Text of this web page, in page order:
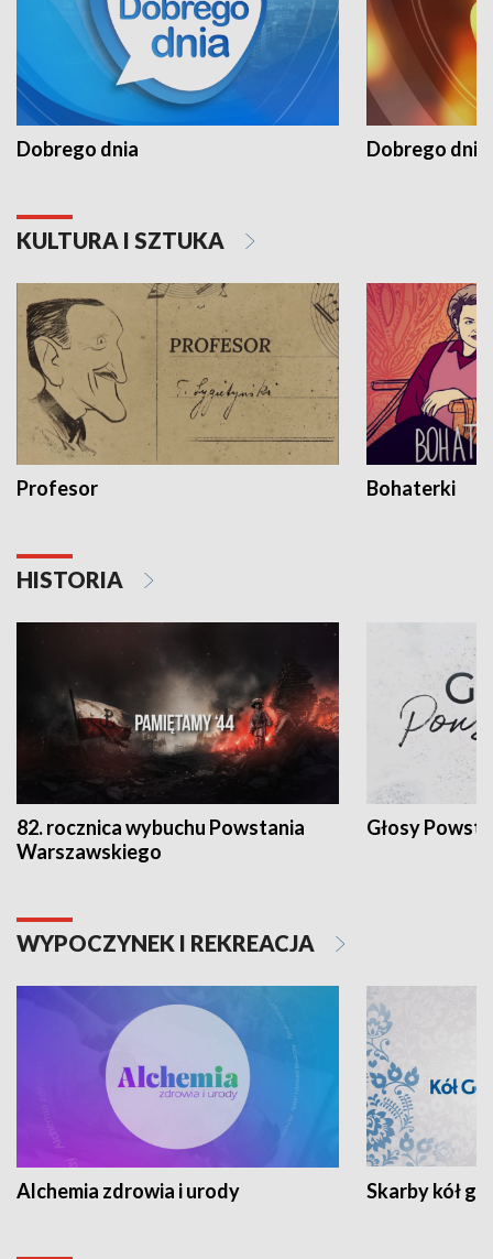
Dobrego dnia Dobrego dnia
KULTURA I SZTUKA
Profesor Bohaterki
HISTORIA
82. rocznica wybuchu Powstania
Warszawskiego
Głosy
WYPOCZYNEK I REKREACJA
Alchemia zdrowia i urody Skarby kół